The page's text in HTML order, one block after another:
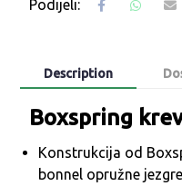
Description
Boxspring
Konstrukcija od
bonnel opružne